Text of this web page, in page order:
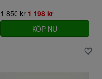
1 850 kr 1 198 kr
KÖP NU